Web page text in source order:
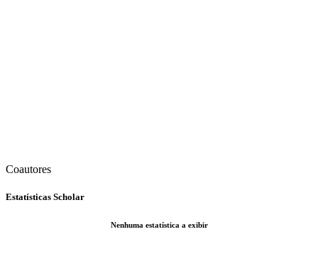
Coautores
Estatísticas Scholar
Nenhuma estatística a exibir